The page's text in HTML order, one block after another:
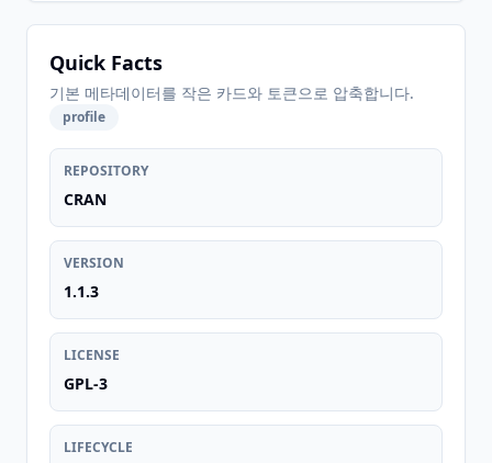
Quick Facts
기본 메타데이터를 작은 카드와 토큰으로 압축합니다.
profile
REPOSITORY
CRAN
VERSION
1.1.3
LICENSE
GPL-3
LIFECYCLE